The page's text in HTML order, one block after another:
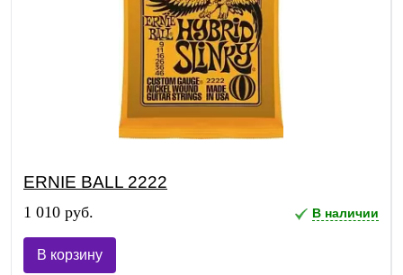
ERNIE BALL 2222
1 010 руб. В наличии
В корзину